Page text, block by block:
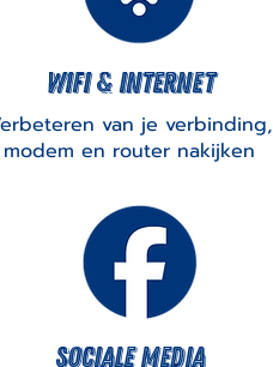
wifi & internet
van je verbinding,
modem en router nakijken
Sociale media